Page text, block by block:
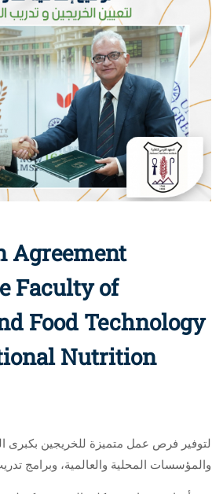
Agreement
Faculty of
Food Technology
Nutrition
والمؤسسات المحلية والعالمية، وبرامج